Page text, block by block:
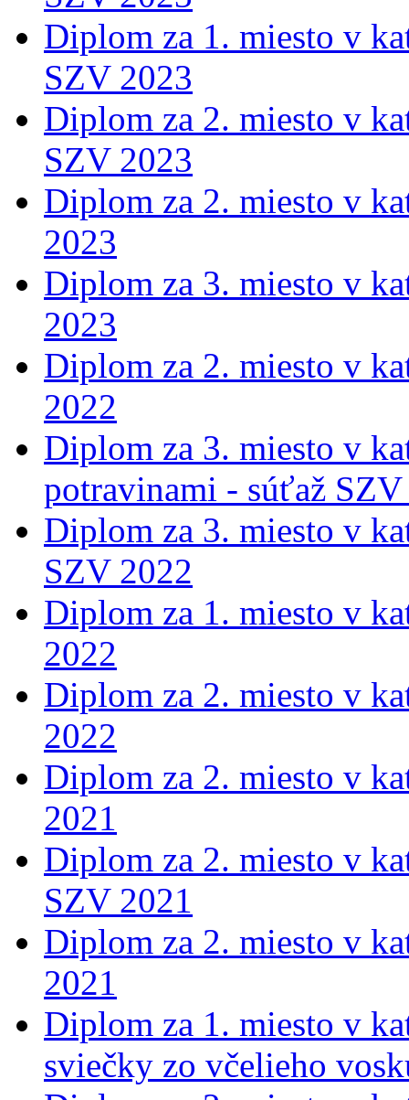
Diplom za 1. miesto v
SZV 2023
Diplom za 2. miesto v
SZV 2023
Diplom za 2. miesto v
2023
Diplom za 3. miesto v
2023
Diplom za 2. miesto v
2022
Diplom za 3. miesto v
potravinami - súťaž
Diplom za 3. miesto v
SZV 2022
Diplom za 1. miesto v
2022
Diplom za 2. miesto v
2022
Diplom za 2. miesto v
2021
Diplom za 2. miesto v
SZV 2021
Diplom za 2. miesto v
2021
Diplom za 1. miesto v
sviečky zo včelieho